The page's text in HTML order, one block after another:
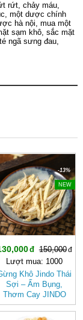
rứt chảy máu
một dược chính
hà nội mua một
sạm khô sắc mặt
ngã sưng đau
-13%
NEW
150,000
Lượt mua: 1000
Khô Jindo Thái
Sợi – Ấm Bụng,
Thơm Cay JINDO